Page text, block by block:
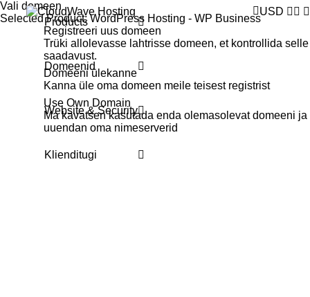
USD
Products
Domeenid
Website & Security
Klienditugi
Vali domeen
Selected Product:WordPress Hosting - WP Business
Registreeri uus domeen
Trüki allolevasse lahtrisse domeen, et kontrollida selle
saadavust.
Domeeni ülekanne
Kanna üle oma domeen meile teisest registrist
Use Own Domain
Ma kavatsen kasutada enda olemasolevat domeeni ja
uuendan oma nimeserverid